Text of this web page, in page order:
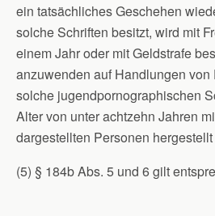
ein tatsächliches Geschehen
solche Schriften besitzt, wird mit
einem Jahr oder mit Geldstrafe
anzuwenden auf Handlungen
solche jugendpornographischen
Alter von unter achtzehn Jahren
dargestellten Personen
(5) § 184b Abs. 5 und 6 gilt